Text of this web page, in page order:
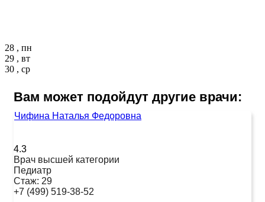
28 , пн
29 , вт
30 , ср
Вам может подойдут другие врачи:
Чифина Наталья Федоровна
4.3
Врач высшей категории
Педиатр
Стаж: 29
+7 (499) 519-38-52